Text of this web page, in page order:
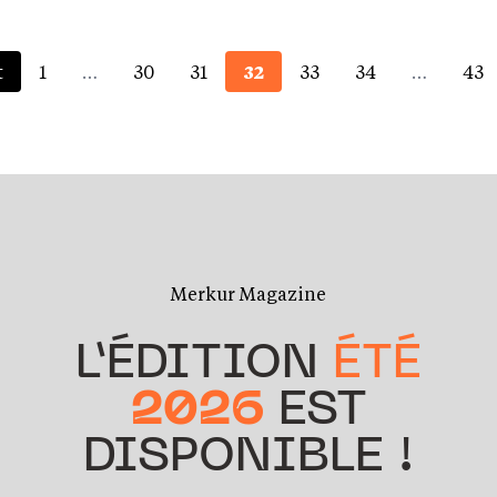
1 … 30 31 32 33 34 … 43
Merkur Magazine
L’ÉDITION ÉTÉ
2026 EST
DISPONIBLE !